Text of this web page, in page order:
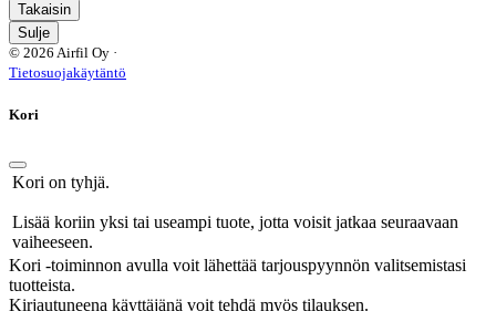
Takaisin
Sulje
© 2026 Airfil Oy ·
Tietosuojakäytäntö
Kori
Kori on tyhjä.
Lisää koriin yksi tai useampi tuote, jotta voisit jatkaa seuraavaan
vaiheeseen.
Kori -toiminnon avulla voit lähettää tarjouspyynnön valitsemistasi
tuotteista.
Kirjautuneena käyttäjänä voit tehdä myös tilauksen.